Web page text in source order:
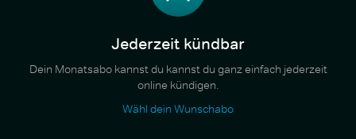
Jederzeit kündbar
Dein Monatsabo kannst du kannst du ganz einfach jederzeit
online kündigen.
Wähl dein Wunschabo